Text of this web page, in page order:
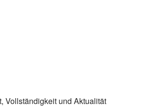
Vollständigkeit und Aktualität